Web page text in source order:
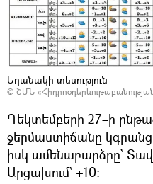
Եղանակի տեսություն
© ՇՄՆ
Դեկտեմբերի 27–ի
ջերմաստիճանը
իսկ ամենաբարձրը`
Արցախում` +10։